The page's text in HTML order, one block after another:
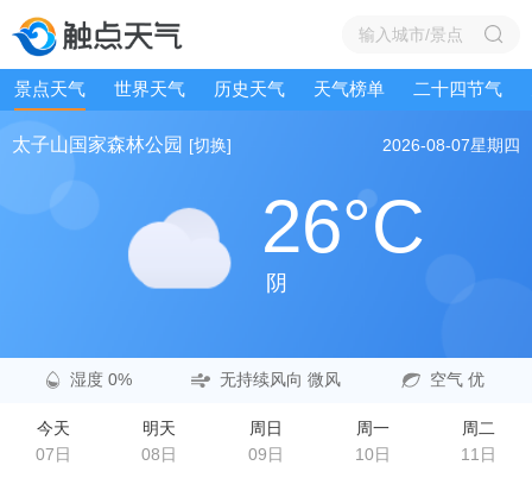
景点天气 世界天气 历史天气 天气榜单 二十四节气
太子山国家森林公园 [切换] 2026-08-07星期四
26°C
阴
湿度 0% 无持续风向 微风 空气 优
今天
07日
明天
08日
周日
09日
周一
10日
周二
11日